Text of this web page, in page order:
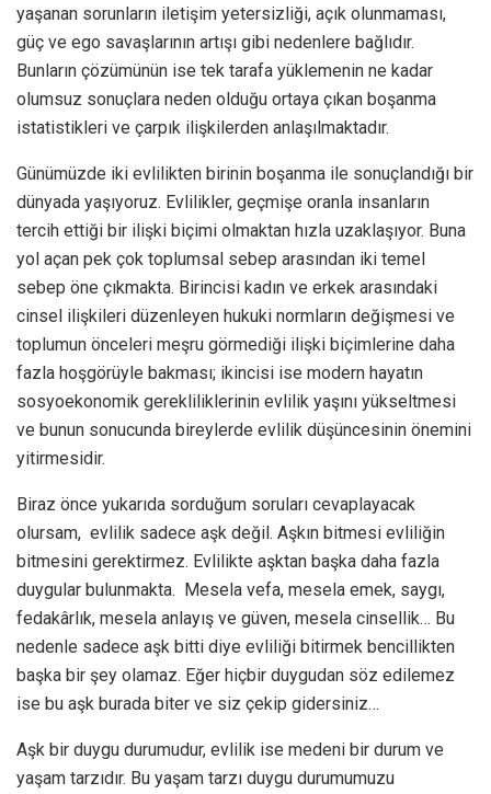
yaşanan sorunların iletişim yetersizliği, açık olunmaması,
güç ve ego savaşlarının artışı gibi nedenlere bağlıdır.
Bunların çözümünün ise tek tarafa yüklemenin ne kadar
olumsuz sonuçlara neden olduğu ortaya çıkan boşanma
istatistikleri ve çarpık ilişkilerden anlaşılmaktadır.
Günümüzde iki evlilikten birinin boşanma ile sonuçlandığı bir
dünyada yaşıyoruz. Evlilikler, geçmişe oranla insanların
tercih ettiği bir ilişki biçimi olmaktan hızla uzaklaşıyor. Buna
yol açan pek çok toplumsal sebep arasından iki temel
sebep öne çıkmakta. Birincisi kadın ve erkek arasındaki
cinsel ilişkileri düzenleyen hukuki normların değişmesi ve
toplumun önceleri meşru görmediği ilişki biçimlerine daha
fazla hoşgörüyle bakması; ikincisi ise modern hayatın
sosyoekonomik gerekliliklerinin evlilik yaşını yükseltmesi
ve bunun sonucunda bireylerde evlilik düşüncesinin önemini
yitirmesidir.
Biraz önce yukarıda sorduğum soruları cevaplayacak
olursam, evlilik sadece aşk değil. Aşkın bitmesi evliliğin
bitmesini gerektirmez. Evlilikte aşktan başka daha fazla
duygular bulunmakta. Mesela vefa, mesela emek, saygı,
fedakârlık, mesela anlayış ve güven, mesela cinsellik… Bu
nedenle sadece aşk bitti diye evliliği bitirmek bencillikten
başka bir şey olamaz. Eğer hiçbir duygudan söz edilemez
ise bu aşk burada biter ve siz çekip gidersiniz…
Aşk bir duygu durumudur, evlilik ise medeni bir durum ve
yaşam tarzıdır. Bu yaşam tarzı duygu durumumuzu